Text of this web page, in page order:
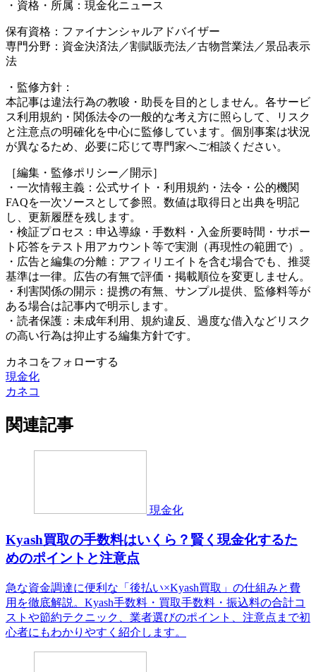
・資格・所属：現金化ニュース
保有資格：ファイナンシャルアドバイザー
専門分野：資金決済法／割賦販売法／古物営業法／景品表示
法
・監修方針：
本記事は違法行為の教唆・助長を目的としません。各サービ
ス利用規約・関係法令の一般的な考え方に照らして、リスク
と注意点の明確化を中心に監修しています。個別事案は状況
が異なるため、必要に応じて専門家へご相談ください。
［編集・監修ポリシー／開示］
・一次情報主義：公式サイト・利用規約・法令・公的機関
FAQを一次ソースとして参照。数値は取得日と出典を明記
し、更新履歴を残します。
・検証プロセス：申込導線・手数料・入金所要時間・サポー
ト応答をテスト用アカウント等で実測（再現性の範囲で）。
・広告と編集の分離：アフィリエイトを含む場合でも、推奨
基準は一律。広告の有無で評価・掲載順位を変更しません。
・利害関係の開示：提携の有無、サンプル提供、監修料等が
ある場合は記事内で明示します。
・読者保護：未成年利用、規約違反、過度な借入などリスク
の高い行為は抑止する編集方針です。
カネコをフォローする
現金化
カネコ
関連記事
現金化
Kyash買取の手数料はいくら？賢く現金化するた
めのポイントと注意点
急な資金調達に便利な「後払い×Kyash買取」の仕組みと費
用を徹底解説。Kyash手数料・買取手数料・振込料の合計コ
ストや節約テクニック、業者選びのポイント、注意点まで初
心者にもわかりやすく紹介します。